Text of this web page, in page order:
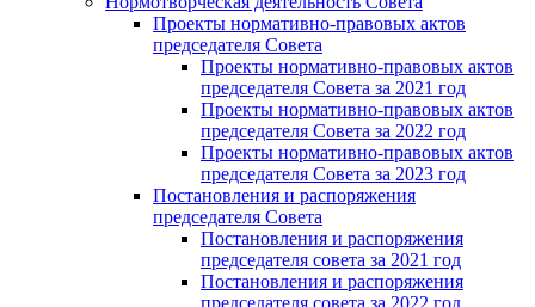
Проекты нормативно-правовых актов
председателя Cовета
Проекты нормативно-правовых актов
председателя Cовета за 2021 год
Проекты нормативно-правовых актов
председателя Cовета за 2022 год
Проекты нормативно-правовых актов
председателя Cовета за 2023 год
Постановления и распоряжения
председателя Cовета
Постановления и распоряжения
председателя совета за 2021 год
Постановления и распоряжения
председателя совета за 2022 год